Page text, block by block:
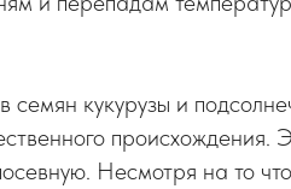
кукурузы и
происхождения.
Несмотря на то